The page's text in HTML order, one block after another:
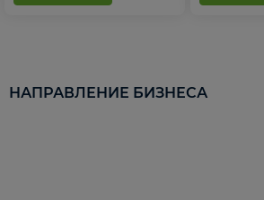
НАПРАВЛЕНИЕ БИЗНЕСА